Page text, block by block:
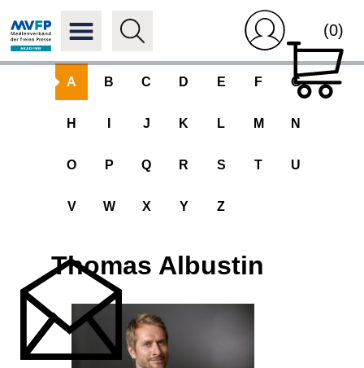
(0)
A B C D E F G
H J K L M N
O P Q R S T U
V W X Y Z
Thomas Albustin